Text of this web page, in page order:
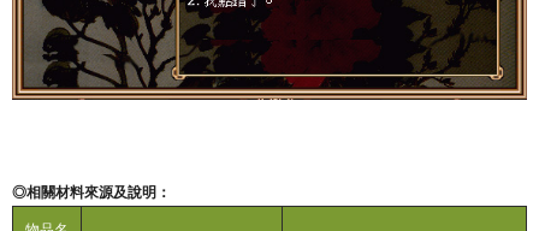
◎相關材料來源及說明：